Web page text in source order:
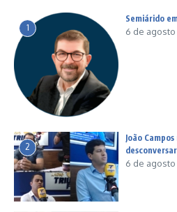
1
Semiárido
6 de
2
João
6 de